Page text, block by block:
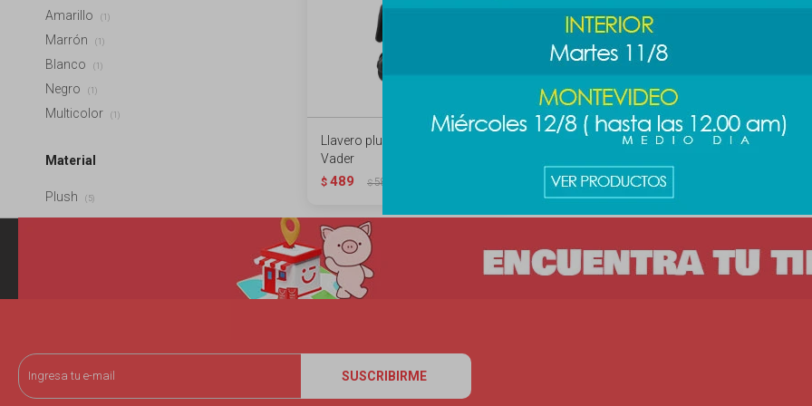
Llavero plush Star wars - Darth
Vader
$ 489 $589
Amarillo (1)
Marrón (1)
Blanco (1)
Negro (1)
Multicolor (1)
Material
Plush (5)
SUSCRIBIRME